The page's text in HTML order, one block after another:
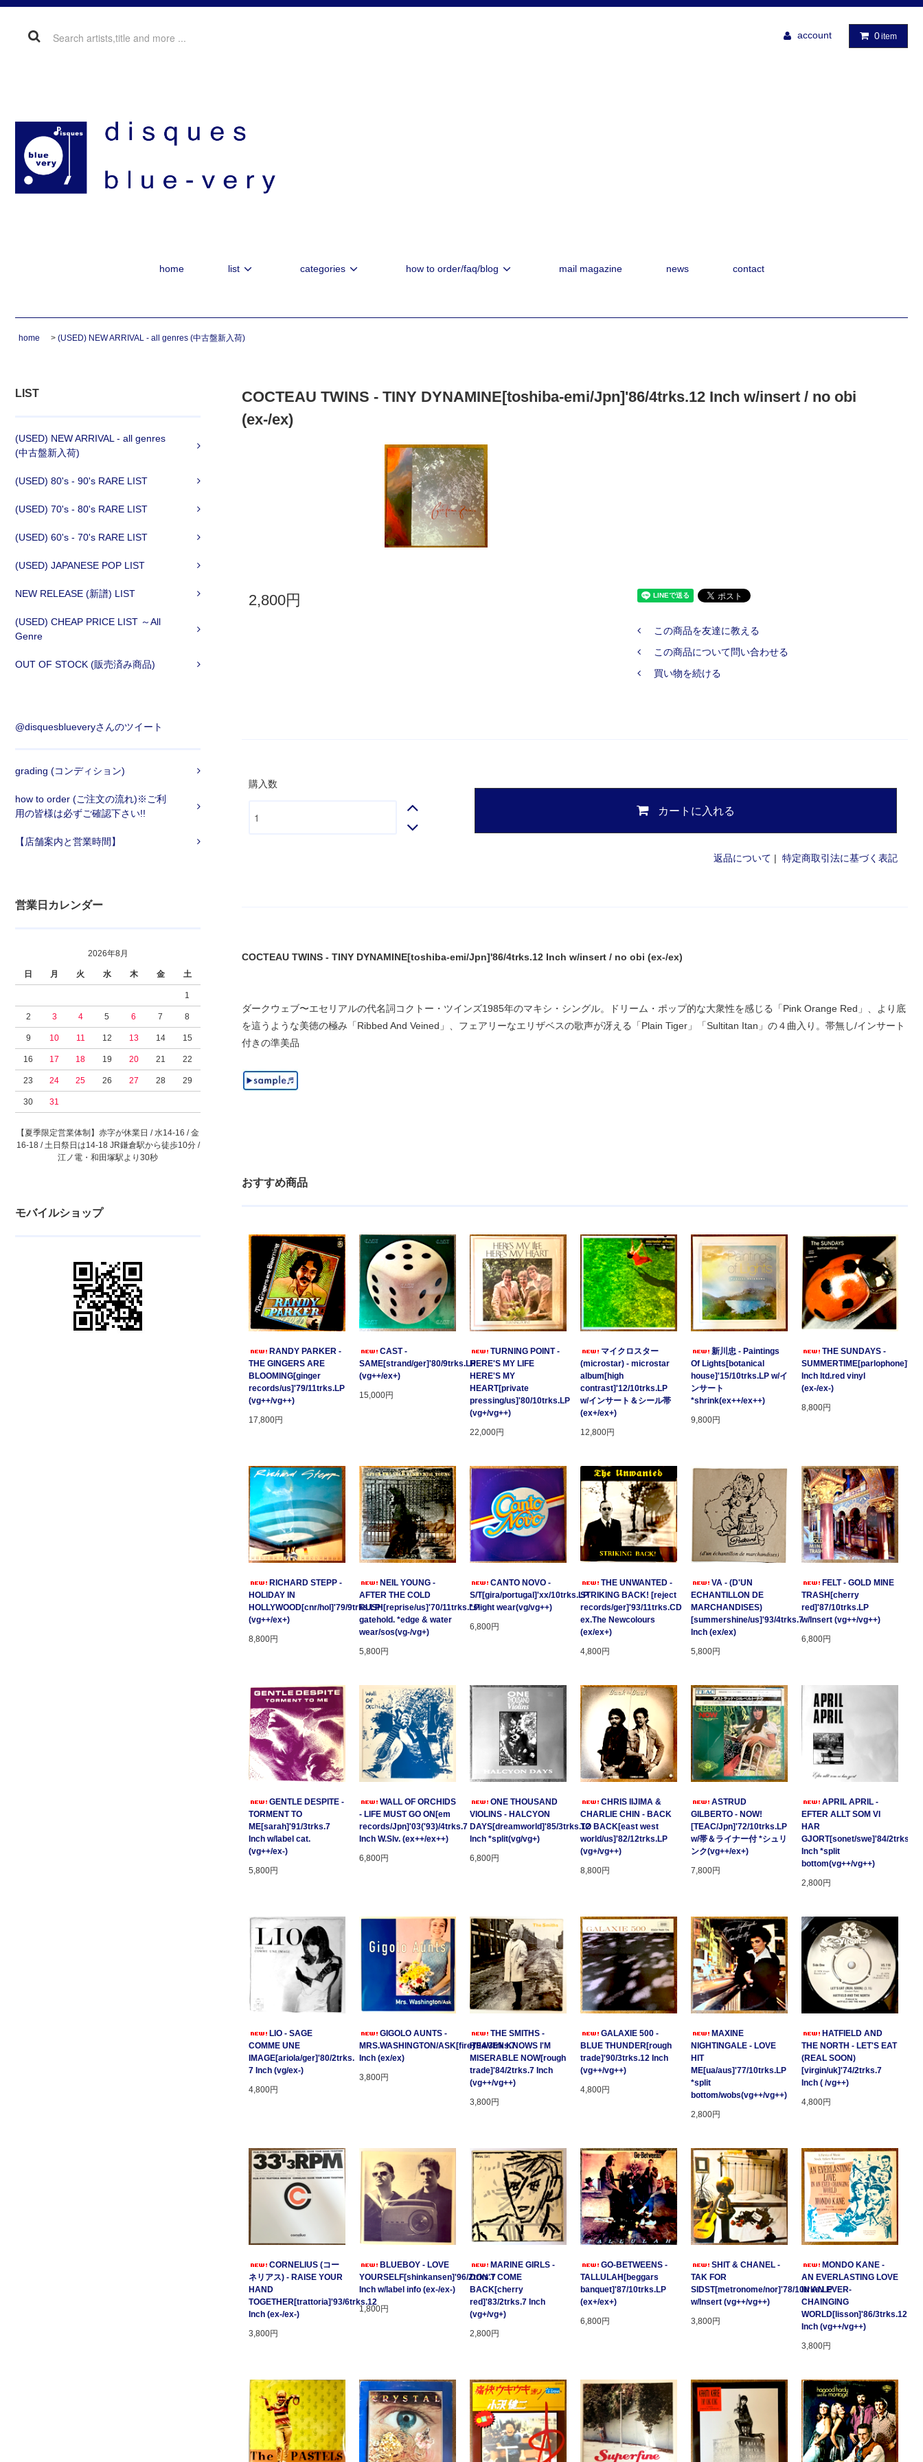
account 0item
home list categories how to order/faq/blog mail magazine news contact
home > (USED) NEW ARRIVAL - all genres (中古盤新入荷)
LIST
(USED) NEW ARRIVAL - all genres
(中古盤新入荷)
(USED) 80's - 90's RARE LIST
(USED) 70's - 80's RARE LIST
(USED) 60's - 70's RARE LIST
(USED) JAPANESE POP LIST
NEW RELEASE (新譜) LIST
(USED) CHEAP PRICE LIST ～All
Genre
OUT OF STOCK (販売済み商品)
@disquesblueveryさんのツイート
grading (コンディション)
how to order (ご注文の流れ)※ご利
用の皆様は必ずご確認下さい!!
【店舗案内と営業時間】
営業日カレンダー
2026年8月
日 月 火 水 木 金 土
1
2 3 4 5 6 7 8
9 10 11 12 13 14 15
16 17 18 19 20 21 22
23 24 25 26 27 28 29
30 31
【夏季限定営業体制】赤字が休業日 / 水14-16 / 金
16-18 / 土日祭日は14-18 JR鎌倉駅から徒歩10分 /
江ノ電・和田塚駅より30秒
モバイルショップ
COCTEAU TWINS - TINY DYNAMINE[toshiba-emi/Jpn]'86/4trks.12 Inch w/insert / no obi
(ex-/ex)
2,800円
この商品を友達に教える
この商品について問い合わせる
買い物を続ける
購入数
カートに入れる
返品について | 特定商取引法に基づく表記
COCTEAU TWINS - TINY DYNAMINE[toshiba-emi/Jpn]'86/4trks.12 Inch w/insert / no obi (ex-/ex)
ダークウェブ〜エセリアルの代名詞コクトー・ツインズ1985年のマキシ・シングル。ドリーム・ポップ的な大衆性を感じる「Pink Orange Red」、より底
を這うような美徳の極み「Ribbed And Veined」、フェアリーなエリザベスの歌声が冴える「Plain Tiger」「Sultitan Itan」の４曲入り。帯無し/インサート
付きの準美品
おすすめ商品
RANDY PARKER -
THE GINGERS ARE
BLOOMING[ginger
records/us]'79/11trks.LP
(vg++/vg++)
17,800円
CAST -
SAME[strand/ger]'80/9trks.LP
(vg++/ex+)
15,000円
TURNING POINT -
HERE'S MY LIFE
HERE'S MY
HEART[private
pressing/us]'80/10trks.LP
(vg+/vg++)
22,000円
マイクロスター
(microstar) - microstar
album[high
contrast]'12/10trks.LP
w/インサート＆シール帯
(ex+/ex+)
12,800円
新川忠 - Paintings
Of Lights[botanical
house]'15/10trks.LP w/イ
ンサート
*shrink(ex++/ex++)
9,800円
THE SUNDAYS -
Inch ltd.red vinyl
(ex-/ex-)
8,800円
RICHARD STEPP -
HOLIDAY IN
HOLLYWOOD[cnr/hol]'79/9trks.LP
(vg++/ex+)
8,800円
NEIL YOUNG -
AFTER THE COLD
RUSH[reprise/us]'70/11trks.LP
gatehold. *edge & water
wear/sos(vg-/vg+)
5,800円
CANTO NOVO -
S/T[gira/portugal]'xx/10trks.LP
*slight wear(vg/vg++)
6,800円
THE UNWANTED -
STRIKING BACK! [reject
records/ger]'93/11trks.CD
ex.The Newcolours
(ex/ex+)
4,800円
VA - (D'UN
ECHANTILLON DE
MARCHANDISES)
[summershine/us]'93/4trks.7
Inch (ex/ex)
5,800円
FELT - GOLD MINE
TRASH[cherry
red]'87/10trks.LP
w/Insert (vg++/vg++)
6,800円
GENTLE DESPITE -
TORMENT TO
ME[sarah]'91/3trks.7
Inch w/label cat.
(vg++/ex-)
5,800円
WALL OF ORCHIDS
- LIFE MUST GO ON[em
records/Jpn]'03('93)/4trks.7
Inch W.Slv. (ex++/ex++)
6,800円
ONE THOUSAND
VIOLINS - HALCYON
DAYS[dreamworld]'85/3trks.12
Inch *split(vg/vg+)
6,800円
CHRIS IIJIMA &
CHARLIE CHIN - BACK
TO BACK[east west
world/us]'82/12trks.LP
(vg+/vg++)
8,800円
ASTRUD
GILBERTO - NOW!
[TEAC/Jpn]'72/10trks.LP
w/帯＆ライナー付 *シュリ
ンク(vg++/ex+)
7,800円
APRIL APRIL -
EFTER ALLT SOM VI
HAR
GJORT[sonet/swe]'84/2trks.7
Inch *split
bottom(vg++/vg++)
2,800円
LIO - SAGE
COMME UNE
IMAGE[ariola/ger]'80/2trks.
7 Inch (vg/ex-)
4,800円
GIGOLO AUNTS -
MRS.WASHINGTON/ASK[fire]'94/3trks.7
Inch (ex/ex)
3,800円
THE SMITHS -
HEAVEN KNOWS I'M
MISERABLE NOW[rough
trade]'84/2trks.7 Inch
(vg++/vg++)
3,800円
GALAXIE 500 -
BLUE THUNDER[rough
trade]'90/3trks.12 Inch
(vg++/vg++)
4,800円
MAXINE
NIGHTINGALE - LOVE
HIT
ME[ua/aus]'77/10trks.LP
*split
bottom/wobs(vg++/vg++)
2,800円
HATFIELD AND
THE NORTH - LET'S EAT
(REAL SOON)
[virgin/uk]'74/2trks.7
Inch ( /vg++)
4,800円
CORNELIUS (コー
ネリアス) - RAISE YOUR
HAND
TOGETHER[trattoria]'93/6trks.12
Inch (ex-/ex-)
3,800円
BLUEBOY - LOVE
YOURSELF[shinkansen]'96/2trks.7
Inch w/label info (ex-/ex-)
1,800円
MARINE GIRLS -
DON'T COME
BACK[cherry
red]'83/2trks.7 Inch
(vg+/vg+)
2,800円
GO-BETWEENS -
TALLULAH[beggars
banquet]'87/10trks.LP
(ex+/ex+)
6,800円
SHIT & CHANEL -
TAK FOR
SIDST[metronome/nor]'78/10trks.LP
w/Insert (vg++/vg++)
3,800円
MONDO KANE -
AN EVERLASTING LOVE
IN AN EVER-
CHAINGING
WORLD[lisson]'86/3trks.12
Inch (vg++/vg++)
3,800円